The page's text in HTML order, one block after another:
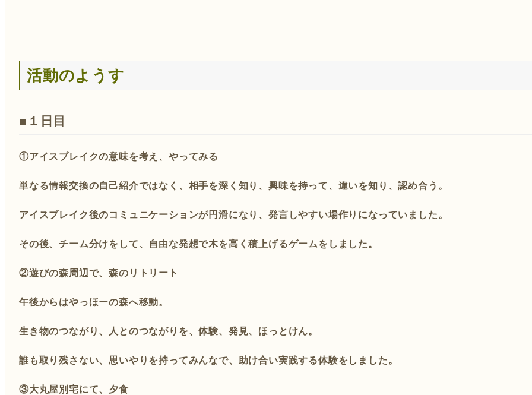
活動のようす
■１日目
①アイスブレイクの意味を考え、やってみる
単なる情報交換の自己紹介ではなく、相手を深く知り、興味を持って、違いを知り、認め合う。
アイスブレイク後のコミュニケーションが円滑になり、発言しやすい場作りになっていました。
その後、チーム分けをして、自由な発想で木を高く積上げるゲームをしました。
②遊びの森周辺で、森のリトリート
午後からはやっほーの森へ移動。
生き物のつながり、人とのつながりを、体験、発見、ほっとけん。
誰も取り残さない、思いやりを持ってみんなで、助け合い実践する体験をしました。
③大丸屋別宅にて、夕食